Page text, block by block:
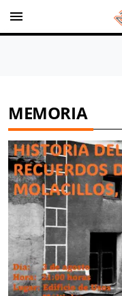
menu
MEMORIA